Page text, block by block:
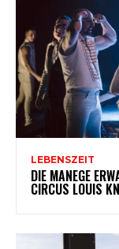
LEBENSZEIT
DIE MANEGE
CIRCUS LOUIS